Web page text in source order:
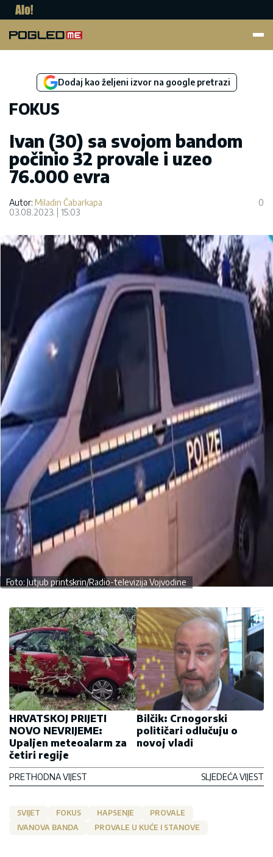
Dodaj kao željeni izvor na google pretrazi
FOKUS
Ivan (30) sa svojom bandom
počinio 32 provale i uzeo
76.000 evra
Autor: Miladin Čabarkapa
03.08.2023.
15:03
0
Foto: Jutjub printskrin/Radio-televizija Vojvodine
HRVATSKOJ PRIJETI
NOVO NEVRIJEME:
Upaljen meteoalarm za
četiri regije
PRETHODNA VIJEST
Bilčik: Crnogorski
političari odlučuju o
novoj vladi
SLJEDEĆA VIJEST
SVIJET FOKUS HAPSENJE
PROVALE
IVANOVA BANDA
PROVALE U KUĆE I STANOVE